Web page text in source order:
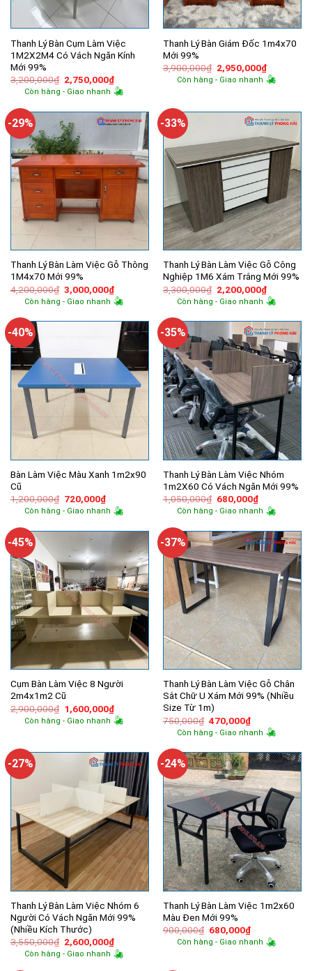
Thanh Lý Bàn Cụm Làm Việc
1M2X2M4 Có Vách Ngăn Kính
Mới 99%
3,200,000₫ Giá
gốc
là:
2,750,000₫Giá
hiện
tại
2,750,000₫.
Còn hàng - Giao nhanh
Thanh Lý Bàn Giám Đốc 1m4x70
Mới 99%
3,900,000₫ Giá
gốc
là:
2,950,000₫Giá
hiện
tại
Còn hàng - Giao nhanh
-29%
Thanh Lý Bàn Làm Việc Gỗ Thông
1M4x70 Mới 99%
4,200,000₫ Giá
gốc
là:
3,000,000₫Giá
hiện
tại
3,000,000₫.
Còn hàng - Giao nhanh
-33%
Thanh Lý Bàn Làm Việc Gỗ Công
Nghiệp 1M6 Xám Trắng Mới 99%
3,300,000₫ Giá
gốc
là:
2,200,000₫Giá
hiện
tại
Còn hàng - Giao nhanh
-40%
Bàn Làm Việc Màu Xanh 1m2x90
Cũ
1,200,000₫ Giá
gốc
là:
720,000₫Giá
hiện
tại
720,000₫.
Còn hàng - Giao nhanh
-35%
Thanh Lý Bàn Làm Việc Nhóm
1m2X60 Có Vách Ngăn Mới 99%
1,050,000₫ Giá
gốc
là:
680,000₫Giá
hiện
tại
680,000₫.
Còn hàng - Giao nhanh
-45%
Cụm Bàn Làm Việc 8 Người
2m4x1m2 Cũ
2,900,000₫ Giá
gốc
là:
1,600,000₫Giá
hiện
tại
Còn hàng - Giao nhanh
-37%
Thanh Lý Bàn Làm Việc Gỗ Chân
Sắt Chữ U Xám Mới 99% (Nhiều
Size Từ 1m)
750,000₫ Giá
gốc
là:
470,000₫Giá
hiện
tại
470,000₫.
Còn hàng - Giao nhanh
-27%
Thanh Lý Bàn Làm Việc Nhóm 6
Người Có Vách Ngăn Mới 99%
(Nhiều Kích Thước)
3,550,000₫ Giá
gốc
là:
2,600,000₫Giá
hiện
tại
Còn hàng - Giao nhanh
-24%
Thanh Lý Bàn Làm Việc 1m2x60
Màu Đen Mới 99%
900,000₫ Giá
gốc
là:
680,000₫Giá
hiện
tại
Còn hàng - Giao nhanh